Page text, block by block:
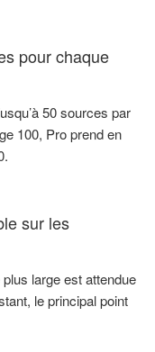
pour chaque
50 sources par
100, Pro prend en
sur les
large est attendue
le principal point